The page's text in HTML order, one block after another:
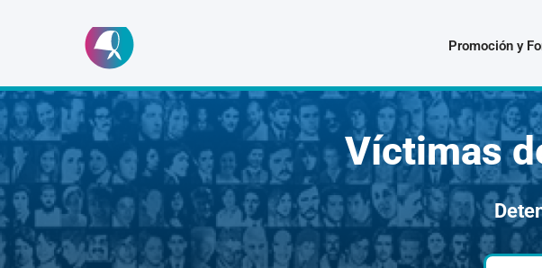
al
contenido
Promoción y
Víctimas